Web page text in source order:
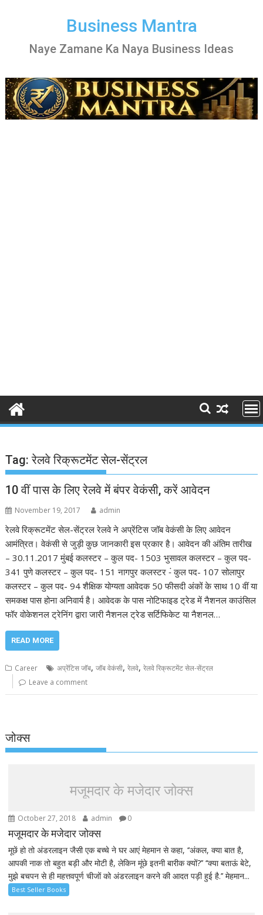
Business Mantra
Naye Zamane Ka Naya Business Ideas
Tag:रेलवे रिक्रूटमेंट सेल-सेंट्रल
10 वीं पास के लिए रेलवे में बंपर वेकंसी, करें आवेदन
November 19, 2017 admin
रेलवे रिक्रूटमेंट सेल-सेंट्रल रेलवे ने अप्रेंटिस जॉब वेकंसी के लिए आवेदन
आमंत्रित। वेकंसी से जुड़ी कुछ जानकारी इस प्रकार है। आवेदन की अंतिम तारीख
– 30.11.2017 मुंबई कलस्टर – कुल पद- 1503 भुसावल कलस्टर – कुल पद-
341 पुणे कलस्टर – कुल पद- 151 नागपुर कलस्टर -ं कुल पद- 107 सोलापुर
कलस्टर – कुल पद- 94 शैक्षिक योग्यता आवेदक 50 फीसदी अंकों के साथ 10 वीं या
समकक्ष पास होना अनिवार्य है। आवेदक के पास नोटिफाइड ट्रेड में नैशनल काउंसिल
फॉर वोकेशनल ट्रेनिंग द्वारा जारी नैशनल ट्रेड सर्टिफिकेट या नैशनल…
READ MORE
Career अप्रेंटिस जॉब,जॉब वेकंसी,रेलवे,रेलवे रिक्रूटमेंट सेल-सेंट्रल
Leave a comment
जोक्स
मजूमदार के मजेदार जोक्स
October 27, 2018 admin 0
मजूमदार के मजेदार जोक्स
मूछें हो तो अंडरलाइन जैसी एक बच्चे ने घर आएं मेहमान से कहा, ‘‘अंकल, क्या बात है,
आपकी नाक तो बहुत बड़ी और मोटी है, लेकिन मूंछे इतनी बारीक क्यों?’’ ‘‘क्या बताऊं बेटे,
मुझे बचपन से ही महत्तवपूर्ण चीजों को अंडरलाइन करने की आदत पड़ी हुई है.’’ मेहमान...
Best Seller Books